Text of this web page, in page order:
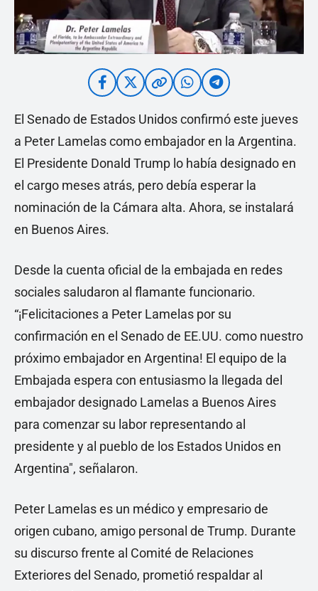
El Senado de Estados Unidos confirmó este jueves
a Peter Lamelas como embajador en la Argentina.
El Presidente Donald Trump lo había designado en
el cargo meses atrás, pero debía esperar la
nominación de la Cámara alta. Ahora, se instalará
en Buenos Aires.
Desde la cuenta oficial de la embajada en redes
sociales saludaron al flamante funcionario.
“¡Felicitaciones a Peter Lamelas por su
confirmación en el Senado de EE.UU. como nuestro
próximo embajador en Argentina! El equipo de la
Embajada espera con entusiasmo la llegada del
embajador designado Lamelas a Buenos Aires
para comenzar su labor representando al
presidente y al pueblo de los Estados Unidos en
Argentina", señalaron.
Peter Lamelas es un médico y empresario de
origen cubano, amigo personal de Trump. Durante
su discurso frente al Comité de Relaciones
Exteriores del Senado, prometió respaldar al